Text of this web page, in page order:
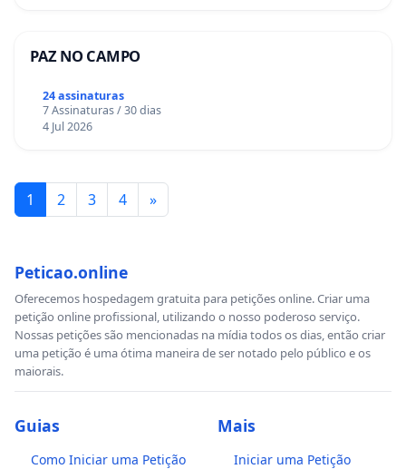
PAZ NO CAMPO
24 assinaturas
7 Assinaturas / 30 dias
4 Jul 2026
1 2 3 4 »
Peticao.online
Oferecemos hospedagem gratuita para petições online. Criar uma
petição online profissional, utilizando o nosso poderoso serviço.
Nossas petições são mencionadas na mídia todos os dias, então criar
uma petição é uma ótima maneira de ser notado pelo público e os
maiorais.
Guias
Como Iniciar uma Petição
Mais
Iniciar uma Petição